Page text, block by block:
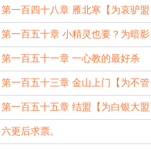
蜥盟主加更】
第一百四十八章 雁北寒【为哀驴盟
主加更】
第一百五十章 小精灵也要？为暗影
妖姬盟主加更
第一百五十一章 一心教的最好杀
第一百五十三章 金山上门【为不管
不顾不理盟主加更】
第一百五十五章 结盟【为白银大盟
烟灰黯然跌落加更1】
六更后求票。